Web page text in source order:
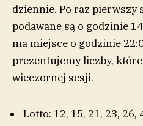
dziennie. Po raz pierwszy
podawane są o godzinie
ma miejsce o godzinie
prezentujemy liczby, które
wieczornej sesji.
Lotto: 12, 15, 21, 23, 26,